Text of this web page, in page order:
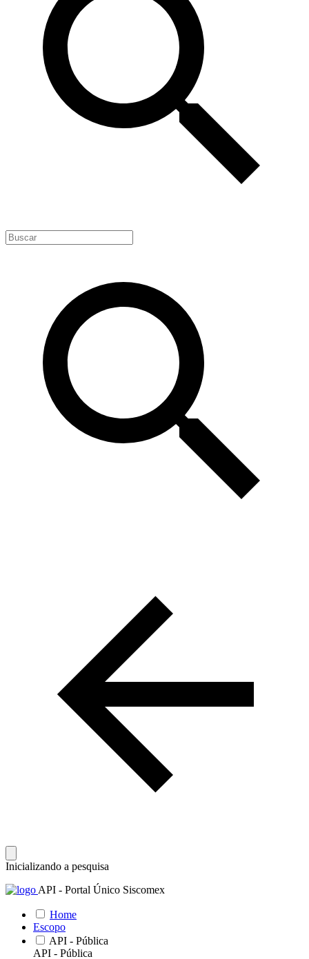
Inicializando a pesquisa
API - Portal Único Siscomex
Home
Escopo
API - Pública
API - Pública